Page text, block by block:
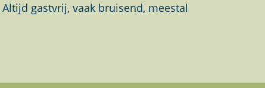
gastvrij, vaak bruisend, meestal